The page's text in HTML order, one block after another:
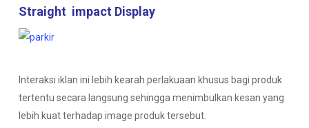
Straight impact Display
Interaksi iklan ini lebih kearah perlakuaan khusus bagi produk
tertentu secara langsung sehingga menimbulkan kesan yang
lebih kuat terhadap image produk tersebut.